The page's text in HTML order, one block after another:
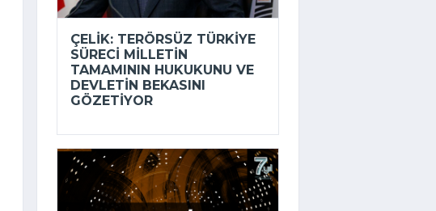
ÇELIK: TERÖRSÜZ TÜRKIYE
SÜRECI MILLETIN
TAMAMININ HUKUKUNU VE
DEVLETIN BEKASINI
GÖZETIYOR